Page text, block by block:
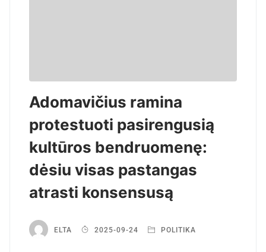
Adomavičius ramina
protestuoti pasirengusią
kultūros bendruomenę:
dėsiu visas pastangas
atrasti konsensusą
ELTA 2025-09-24 POLITIKA